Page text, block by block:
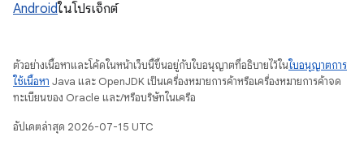
Androidในโปรเจ็กต์
ตัวอย่างเนื้อหาและโค้ดในหน้าเว็บนี้ขึ้นอยู่กับใบอนุญาตที่อธิบายไว้ในใบอนุญาตการ
ใช้เนื้อหา Java และ OpenJDK เป็นเครื่องหมายการค้าหรือเครื่องหมายการค้าจด
ทะเบียนของ Oracle และ/หรือบริษัทในเครือ
อัปเดตล่าสุด 2026-07-15 UTC